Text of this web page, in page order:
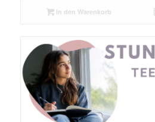
In den Warenkorb